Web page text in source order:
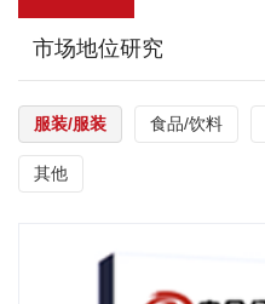
市场地位研究
服装/服装 食品/饮料
其他